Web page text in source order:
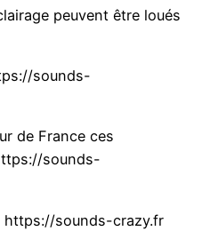
peuvent être loués
sounds-
de France ces
sounds-
https://sounds-crazy.fr